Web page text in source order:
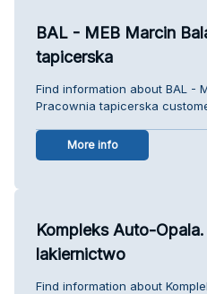
BAL - MEB Marcin
tapicerska
Find information about BAL -
Pracownia tapicerska
More info
Kompleks Auto-
lakiernictwo
Find information about